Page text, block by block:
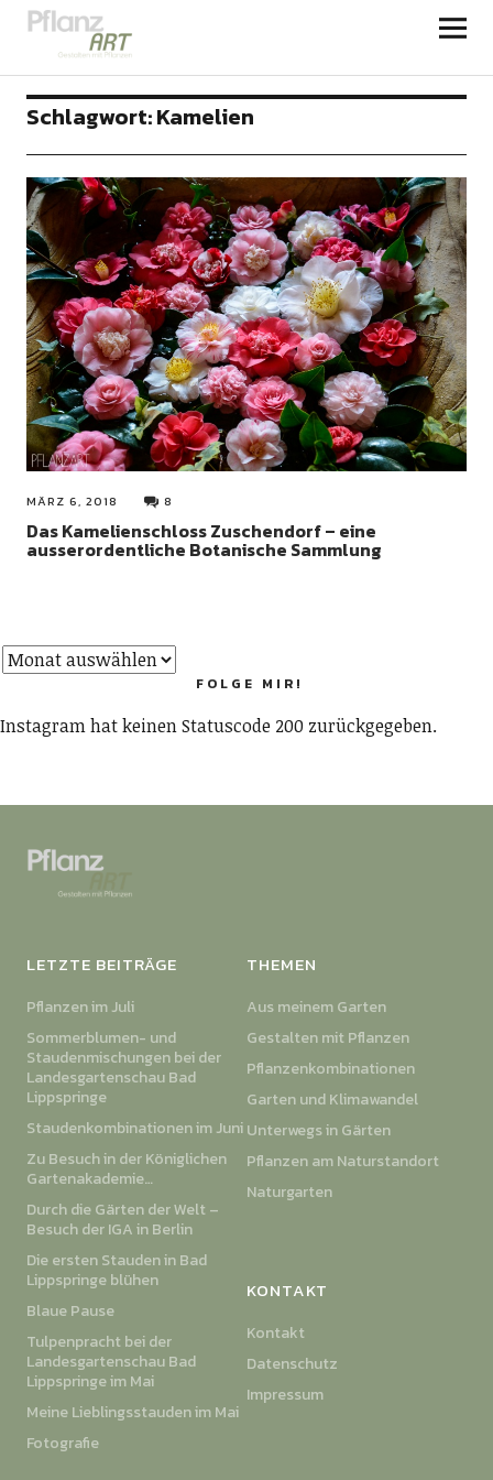
PFLANZART
Schlagwort:Kamelien
MÄRZ 6, 2018 8
Das Kamelienschloss Zuschendorf – eine
ausserordentliche Botanische Sammlung
Instagram hat keinen Statuscode 200 zurückgegeben.
FOLGE MIR!
LETZTE BEITRÄGE
Pflanzen im Juli
Sommerblumen- und
Staudenmischungen bei der
Landesgartenschau Bad
Lippspringe
Staudenkombinationen im Juni
Zu Besuch in der Königlichen
Gartenakademie…
Durch die Gärten der Welt –
Besuch der IGA in Berlin
Die ersten Stauden in Bad
Lippspringe blühen
Blaue Pause
Tulpenpracht bei der
Landesgartenschau Bad
Lippspringe im Mai
Meine Lieblingsstauden im Mai
Fotografie
THEMEN
Aus meinem Garten
Gestalten mit Pflanzen
Pflanzenkombinationen
Garten und Klimawandel
Unterwegs in Gärten
Pflanzen am Naturstandort
Naturgarten
KONTAKT
Kontakt
Datenschutz
Impressum